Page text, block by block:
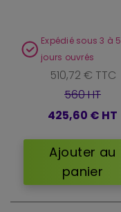
Expédié sous 3 à 5
jours ouvrés
510,72 € TTC
560 HT
425,60 € HT
Ajouter au
panier